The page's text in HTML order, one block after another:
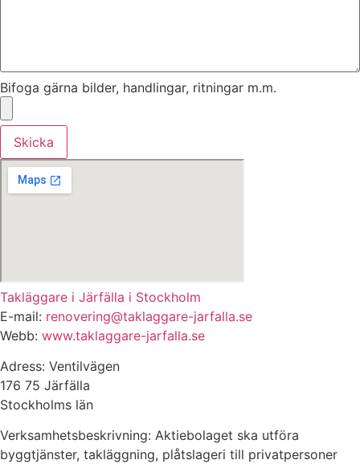
Bifoga gärna bilder, handlingar, ritningar m.m.
Skicka
Takläggare i Järfälla i Stockholm
E-mail: renovering@taklaggare-jarfalla.se
Webb: www.taklaggare-jarfalla.se
Adress: Ventilvägen
176 75 Järfälla
Stockholms län
Verksamhetsbeskrivning: Aktiebolaget ska utföra
byggtjänster, takläggning, plåtslageri till privatpersoner